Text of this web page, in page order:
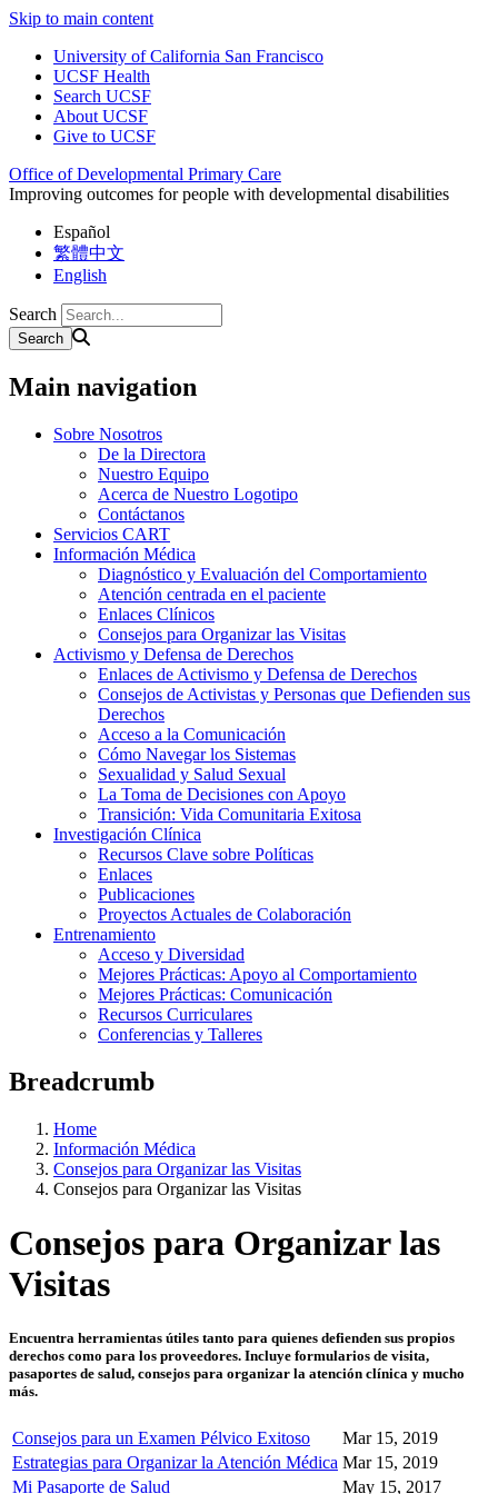
Skip to main content
University of California San Francisco
UCSF Health
Search UCSF
About UCSF
Give to UCSF
Office of Developmental Primary Care
Improving outcomes for people with developmental disabilities
Español
繁體中文
English
Search
Main navigation
Sobre Nosotros
De la Directora
Nuestro Equipo
Acerca de Nuestro Logotipo
Contáctanos
Servicios CART
Información Médica
Diagnóstico y Evaluación del Comportamiento
Atención centrada en el paciente
Enlaces Clínicos
Consejos para Organizar las Visitas
Activismo y Defensa de Derechos
Enlaces de Activismo y Defensa de Derechos
Consejos de Activistas y Personas que Defienden sus
Derechos
Acceso a la Comunicación
Cómo Navegar los Sistemas
Sexualidad y Salud Sexual
La Toma de Decisiones con Apoyo
Transición: Vida Comunitaria Exitosa
Investigación Clínica
Recursos Clave sobre Políticas
Enlaces
Publicaciones
Proyectos Actuales de Colaboración
Entrenamiento
Acceso y Diversidad
Mejores Prácticas: Apoyo al Comportamiento
Mejores Prácticas: Comunicación
Recursos Curriculares
Conferencias y Talleres
Breadcrumb
Home
Información Médica
Consejos para Organizar las Visitas
Consejos para Organizar las Visitas
Consejos para Organizar las
Visitas
Encuentra herramientas útiles tanto para quienes defienden sus propios
derechos como para los proveedores. Incluye formularios de visita,
pasaportes de salud, consejos para organizar la atención clínica y mucho
más.
Consejos para un Examen Pélvico Exitoso
Mar 15, 2019
Estrategias para Organizar la Atención Médica Mar 15, 2019
Mi Pasaporte de Salud
May 15, 2017